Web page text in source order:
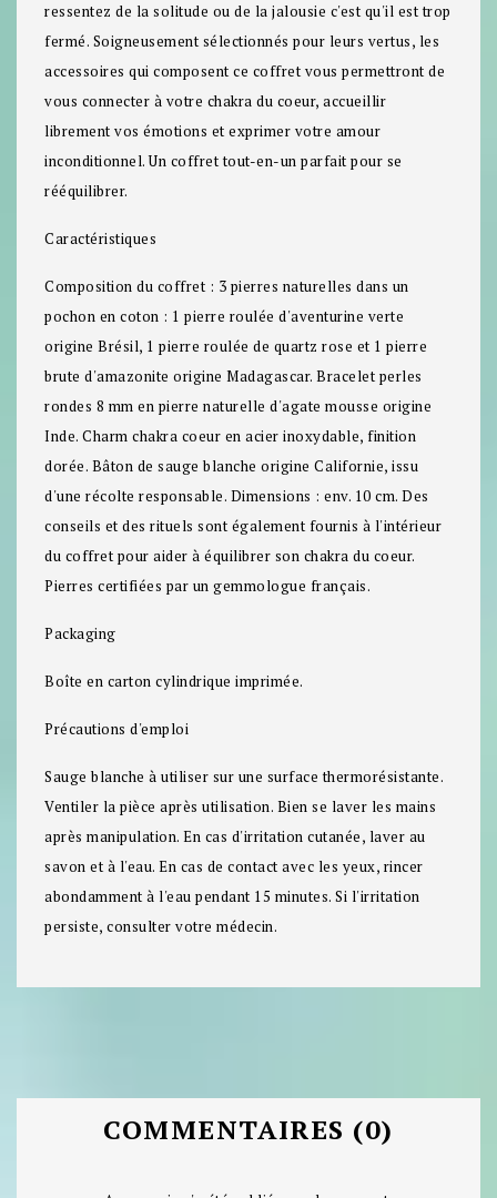
ressentez de la solitude ou de la jalousie c'est qu'il est trop
fermé. Soigneusement sélectionnés pour leurs vertus, les
accessoires qui composent ce coffret vous permettront de
vous connecter à votre chakra du coeur, accueillir
librement vos émotions et exprimer votre amour
inconditionnel. Un coffret tout-en-un parfait pour se
rééquilibrer.
Caractéristiques
Composition du coffret : 3 pierres naturelles dans un
pochon en coton : 1 pierre roulée d'aventurine verte
origine Brésil, 1 pierre roulée de quartz rose et 1 pierre
brute d'amazonite origine Madagascar. Bracelet perles
rondes 8 mm en pierre naturelle d'agate mousse origine
Inde. Charm chakra coeur en acier inoxydable, finition
dorée. Bâton de sauge blanche origine Californie, issu
d'une récolte responsable. Dimensions : env. 10 cm. Des
conseils et des rituels sont également fournis à l'intérieur
du coffret pour aider à équilibrer son chakra du coeur.
Pierres certifiées par un gemmologue français.
Packaging
Boîte en carton cylindrique imprimée.
Précautions d'emploi
Sauge blanche à utiliser sur une surface thermorésistante.
Ventiler la pièce après utilisation. Bien se laver les mains
après manipulation. En cas d'irritation cutanée, laver au
savon et à l'eau. En cas de contact avec les yeux, rincer
abondamment à l'eau pendant 15 minutes. Si l'irritation
persiste, consulter votre médecin.
COMMENTAIRES (0)